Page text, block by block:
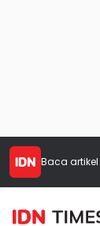
Baca artikel